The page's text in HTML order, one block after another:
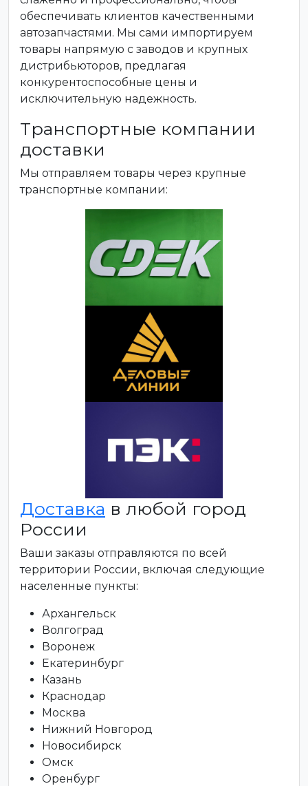
обеспечивать клиентов качественными
автозапчастями. Мы сами импортируем
товары напрямую с заводов и крупных
дистрибьюторов, предлагая
конкурентоспособные цены и
исключительную надежность.
Транспортные компании
доставки
Мы отправляем товары через крупные
транспортные компании:
Доставка в любой город
России
Ваши заказы отправляются по всей
территории России, включая следующие
населенные пункты:
Архангельск
Волгоград
Воронеж
Екатеринбург
Казань
Краснодар
Москва
Нижний Новгород
Новосибирск
Омск
Оренбург